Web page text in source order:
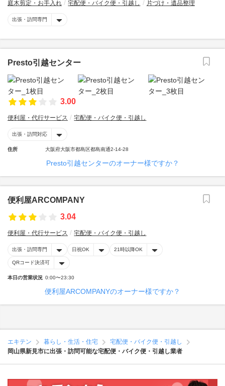
庭木剪定・お手入れ
宅配便・バイク便・引越し 片づけ・遺品整理
出張・訪問専門
Presto引越センター
3.00
便利屋・代行サービス 宅配便・バイク便・引越し
出張・訪問対応
住所 大阪府大阪市都島区都島南通2-14-28
Presto引越センターのオーナー様ですか？
便利屋ARCOMPANY
3.04
便利屋・代行サービス 宅配便・バイク便・引越し
出張・訪問専門 日祝OK 21時以降OK
QRコード決済可
本日の営業状況 0:00〜23:30
便利屋ARCOMPANYのオーナー様ですか？
エキテン 暮らし・生活・住宅
宅配便・バイク便・引越し
岡山県新見市に出張・訪問可能な宅配便・バイク便・引越し業者